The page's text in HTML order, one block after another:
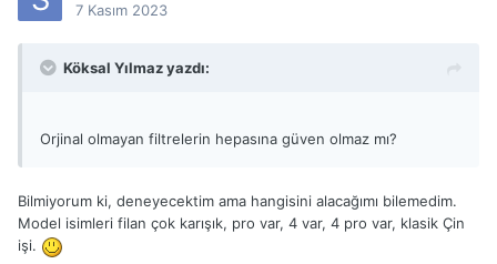
7 Kasım 2023
Köksal Yılmaz yazdı:
Orjinal olmayan filtrelerin hepasına güven olmaz mı?
Bilmiyorum ki, deneyecektim ama hangisini alacağımı bilemedim.
Model isimleri filan çok karışık, pro var, 4 var, 4 pro var, klasik Çin
işi.